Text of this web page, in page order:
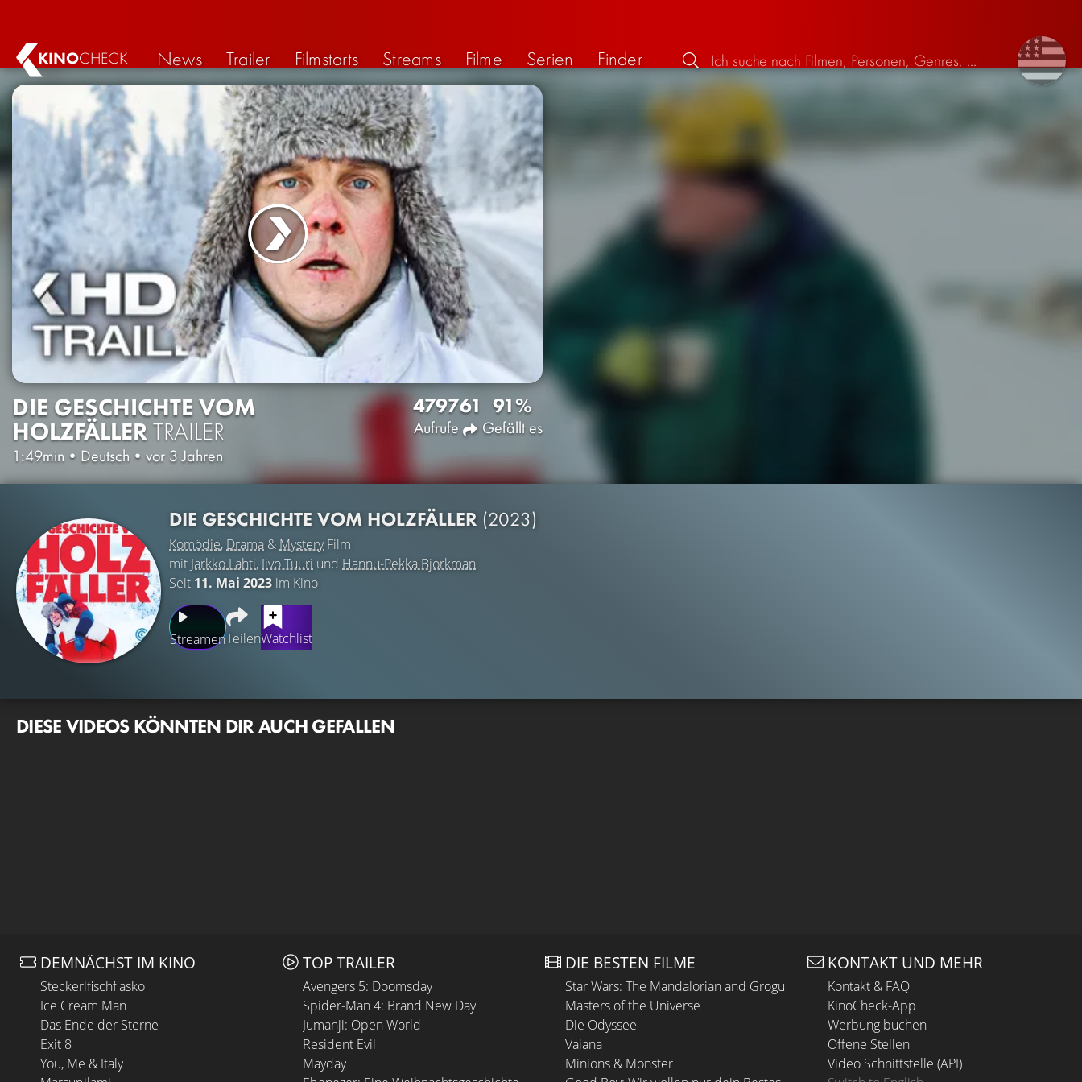
KINOCHECK News Trailer Filmstarts Streams Filme Serien Finder
DIE GESCHICHTE VOM
HOLZFÄLLERTRAILER
1:49min • Deutsch • vor 3 Jahren
4797
Aufrufe
61 91%
Gefällt es
DIE GESCHICHTE VOM HOLZFÄLLER (2023)
Komödie, Drama & MysteryFilm
mit Jarkko Lahti, Iivo Tuuri und Hannu-Pekka Björkman
Seit 11. Mai 2023 im Kino
StreamenTeilenWatchlist
DIESE VIDEOS KÖNNTEN DIR AUCH GEFALLEN
DEMNÄCHST IM KINO
Steckerlfischfiasko
Ice Cream Man
Das Ende der Sterne
Exit 8
You, Me & Italy
TOP TRAILER
Avengers 5: Doomsday
Spider-Man 4: Brand New Day
Jumanji: Open World
Resident Evil
Mayday
DIE BESTEN FILME
Star Wars: The Mandalorian and Grogu
Masters of the Universe
Die Odyssee
Vaiana
Minions & Monster
KONTAKT UND MEHR
Kontakt & FAQ
KinoCheck-App
Werbung buchen
Offene Stellen
Video Schnittstelle (API)